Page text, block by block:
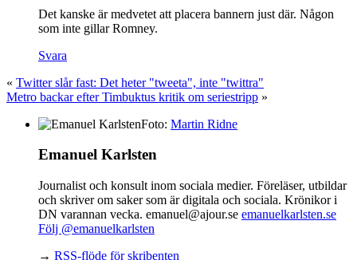
Det kanske är medvetet att placera bannern just där. Någon
som inte gillar Romney.
Svara
« Twitter slår fast: Det heter "tweeta", inte "twittra"
Metro backar efter Timbuktus kritik om seriestripp »
Foto: Martin Ridne
Emanuel Karlsten
Journalist och konsult inom sociala medier. Föreläser, utbildar
och skriver om saker som är digitala och sociala. Krönikor i
DN varannan vecka. emanuel@ajour.se emanuelkarlsten.se
Följ @emanuelkarlsten
→ RSS-flöde för skribenten